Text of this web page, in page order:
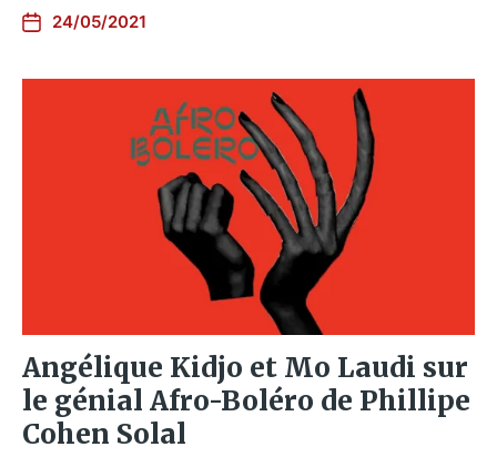
24/05/2021
Angélique Kidjo et Mo Laudi sur
le génial Afro-Boléro de Phillipe
Cohen Solal